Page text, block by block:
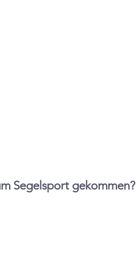
Segelsport gekommen?